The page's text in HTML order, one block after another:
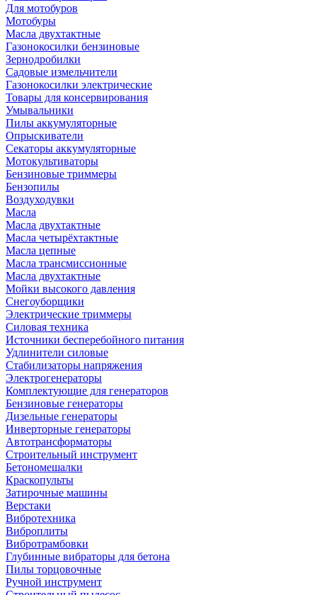
Для мотобуров
Мотобуры
Масла двухтактные
Газонокосилки бензиновые
Зернодробилки
Садовые измельчители
Газонокосилки электрические
Товары для консервирования
Умывальники
Пилы аккумуляторные
Опрыскиватели
Секаторы аккумуляторные
Мотокультиваторы
Бензиновые триммеры
Бензопилы
Воздуходувки
Масла
Масла двухтактные
Масла четырёхтактные
Масла цепные
Масла трансмиссионные
Масла двухтактные
Мойки высокого давления
Снегоуборщики
Электрические триммеры
Силовая техника
Источники бесперебойного питания
Удлинители силовые
Стабилизаторы напряжения
Электрогенераторы
Комплектующие для генераторов
Бензиновые генераторы
Дизельные генераторы
Инверторные генераторы
Автотрансформаторы
Строительный инструмент
Бетономешалки
Краскопульты
Затирочные машины
Верстаки
Вибротехника
Виброплиты
Вибротрамбовки
Глубинные вибраторы для бетона
Пилы торцовочные
Ручной инструмент